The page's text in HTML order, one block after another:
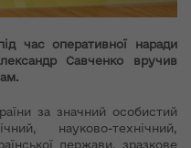
час оперативної наради
Савченко вручив
за значний особистий
науково-технічний,
держави, зразкове